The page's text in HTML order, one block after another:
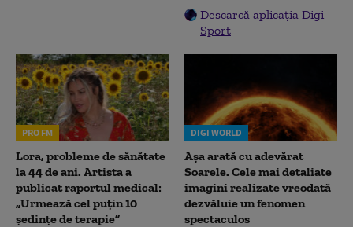
Descarcă aplicația Digi
Sport
PRO FM
Lora, probleme de sănătate
la 44 de ani. Artista a
publicat raportul medical:
„Urmează cel puțin 10
ședințe de terapie”
DIGI WORLD
Așa arată cu adevărat
Soarele. Cele mai detaliate
imagini realizate vreodată
dezvăluie un fenomen
spectaculos